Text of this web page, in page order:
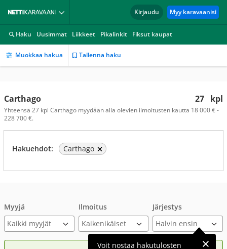
Kirjaudu Myy karavaanisi
Haku Uusimmat Liikkeet Pikalinkit Fiksut kaupat
Muokkaa hakua Tallenna haku
27 kpl
Carthago
Yhteensä 27 kpl Carthago myydään alla olevien ilmoitusten kautta 18 000 € -
228 700 €.
Hakuehdot: Carthago
Myyjä
Kaikki myyjät
Ilmoitus Järjestys
Voit nostaa hakutulosten